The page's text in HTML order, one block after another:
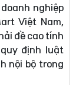
nghiệp
Việt Nam,
đề cao tính
định luật
nội bộ trong